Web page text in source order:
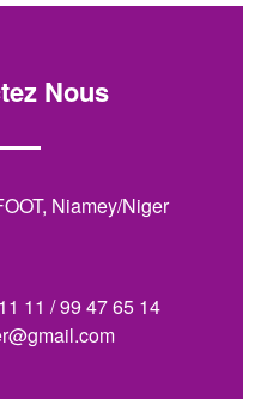
Nous
Niamey/Niger
11 / 99 47 65 14